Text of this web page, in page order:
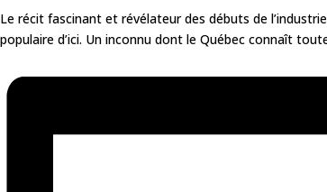
Le récit fascinant et révélateur des débuts de
populaire d’ici. Un inconnu dont le Québec connaît